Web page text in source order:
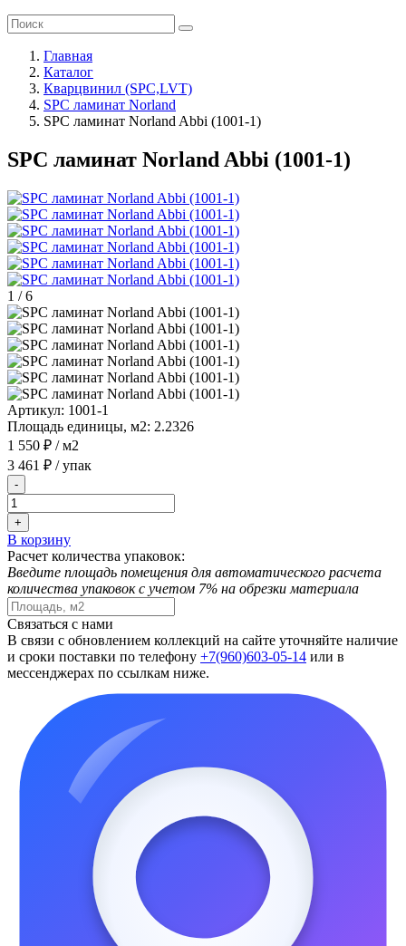
Главная
Каталог
Кварцвинил (SPC,LVT)
SPC ламинат Norland
SPC ламинат Norland Abbi (1001-1)
SPC ламинат Norland Abbi (1001-1)
1 /6
Артикул: 1001-1
Площадь единицы, м2: 2.2326
1 550 ₽ / м2
3 461 ₽ / упак
-
+
В корзину
Расчет количества упаковок:
Введите площадь помещения для автоматического расчета
количества упаковок с учетом 7% на обрезки материала
Связаться с нами
В связи с обновлением коллекций на сайте уточняйте наличие
и сроки поставки по телефону +7(960)603-05-14 или в
мессенджерах по ссылкам ниже.